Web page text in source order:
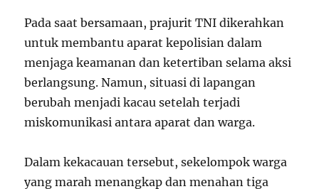
Pada saat bersamaan, prajurit TNI dikerahkan
untuk membantu aparat kepolisian dalam
menjaga keamanan dan ketertiban selama aksi
berlangsung. Namun, situasi di lapangan
berubah menjadi kacau setelah terjadi
miskomunikasi antara aparat dan warga.
Dalam kekacauan tersebut, sekelompok warga
yang marah menangkap dan menahan tiga